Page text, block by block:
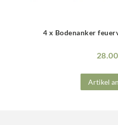
4 x Bodenanker
Artikel